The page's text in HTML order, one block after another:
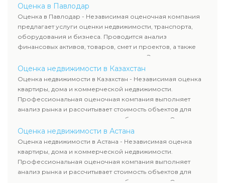
определяют рыночную стоимость имущества и
рассчитывают ущерб. Все отчеты соответствуют
требованиям законодательства и используются для
сделок, кредитования и судебных процессов.
Оценка в Павлодар
Оценка в Павлодар - Независимая оценочная компания
предлагает услуги оценки недвижимости, транспорта,
оборудования и бизнеса. Проводится анализ
финансовых активов, товаров, смет и проектов, а также
оценка животных и недропользования. Эксперты
определяют рыночную стоимость имущества и
рассчитывают ущерб. Все отчеты соответствуют
требованиям законодательства и используются для
сделок, кредитования и судебных процессов.
Оценка недвижимости в Казахстан
Оценка недвижимости в Казахстан - Независимая оценка
квартиры, дома и коммерческой недвижимости.
Профессиональная оценочная компания выполняет
анализ рынка и рассчитывает стоимость объектов для
продажи, ипотеки, аренды и судебных споров. Оценка
недвижимости включает современные методы и
гарантирует объективные результаты. Отчеты
используются для банков, судов и страховых компаний по
всему Казахстану.
Оценка недвижимости в Астана
Оценка недвижимости в Астана - Независимая оценка
квартиры, дома и коммерческой недвижимости.
Профессиональная оценочная компания выполняет
анализ рынка и рассчитывает стоимость объектов для